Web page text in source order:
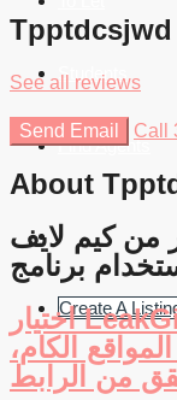
Students
Find Agents
Create A
See all reviews
Send Email Call
About
من كيم لايف
اختيار LeakGirls سيمكنك من تسجيل البث
الكام،